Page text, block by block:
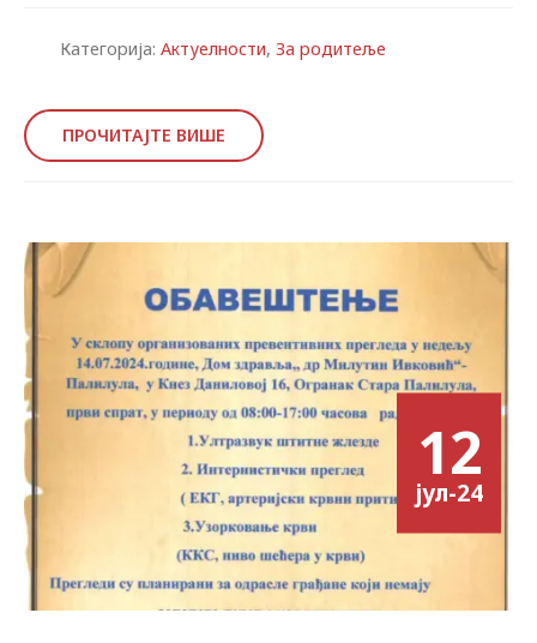
Категорија: Актуелности, За родитеље
ПРОЧИТАЈТЕ ВИШЕ
12
јул-24